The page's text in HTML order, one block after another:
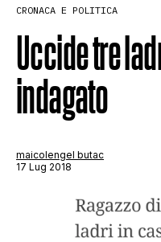
CRONACA E
SCIENZA E
SALUTE E
CRONACA E POLITICA
Uccide tre
indagato
maicolengel butac
17 Lug 2018